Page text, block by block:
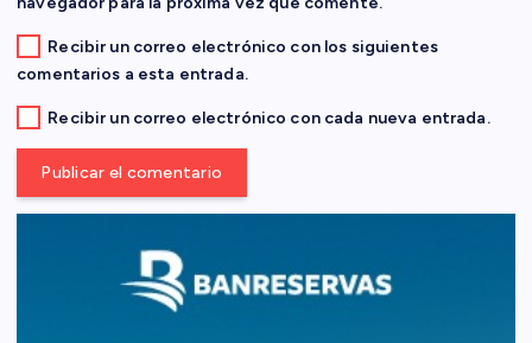
d
a
s
Recibir un correo electrónico con los siguientes
comentarios a esta entrada.
Recibir un correo electrónico con cada nueva entrada.